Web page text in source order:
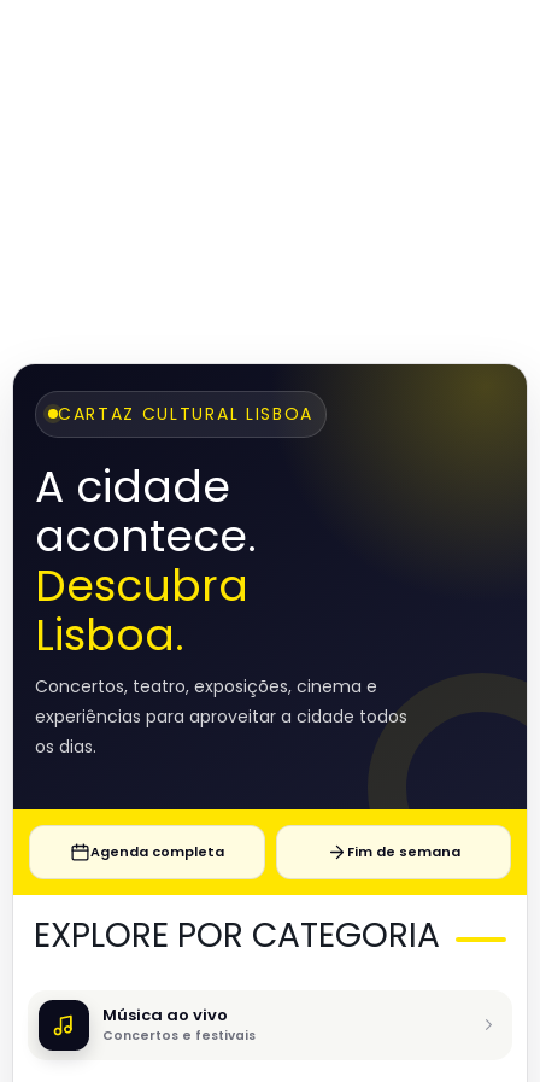
CARTAZ CULTURAL LISBOA
A cidade
acontece.
Descubra
Lisboa.
Concertos, teatro, exposições, cinema e
experiências para aproveitar a cidade todos
os dias.
Agenda completa Fim de semana
EXPLORE POR CATEGORIA
Música ao vivo
Concertos e festivais